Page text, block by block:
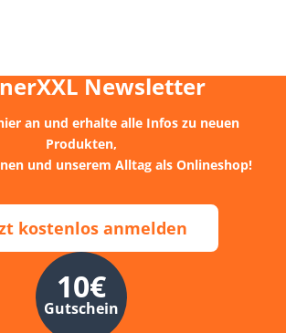
Newsletter
an und erhalte alle Infos zu neuen
Produkten,
und unserem Alltag als Onlineshop!
kostenlos anmelden
10€
Gutschein